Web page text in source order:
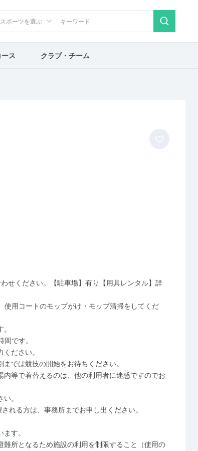
スポーツを選ぶ
ース クラブ・チーム
せください。【駐車場】有り【用具レンタル】詳
用コートのモップがけ・モップ清掃をしてくだ
です。
ださい。
では競技の開始をお待ちください。
等で着替えるのは、他の利用者に迷惑ですのでお
。
れる方は、事務所までお申し出ください。
す。
所となるため施設の利用を制限すること（使用の